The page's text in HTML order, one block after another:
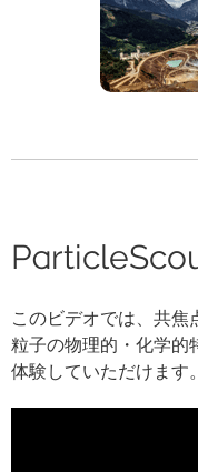
このビデオでは、共焦
粒子の物理的・化学的
体験していただけます。